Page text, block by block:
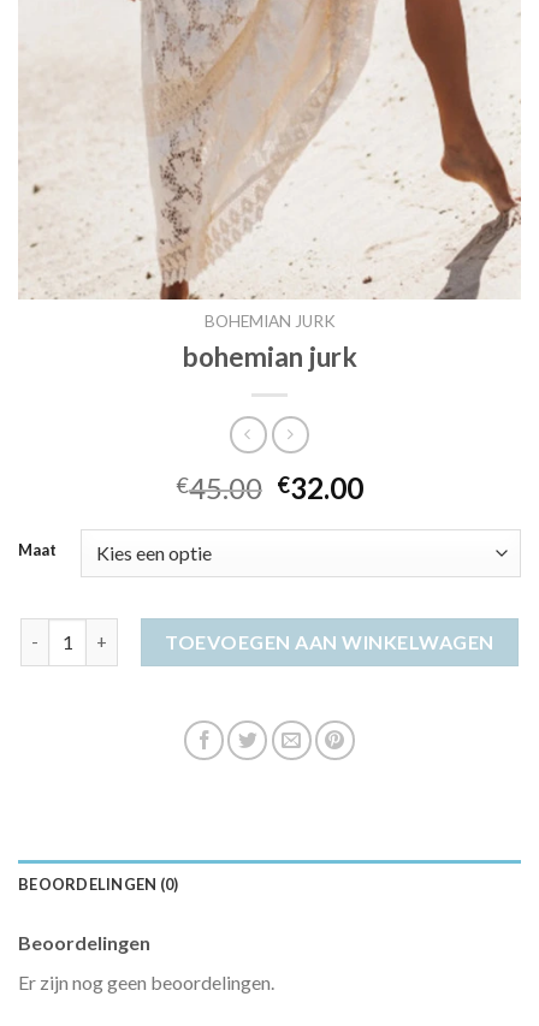
BOHEMIAN JURK
bohemian jurk
€45.00 €32.00
Maat
TOEVOEGEN AAN WINKELWAGEN
BEOORDELINGEN (0)
Beoordelingen
Er zijn nog geen beoordelingen.